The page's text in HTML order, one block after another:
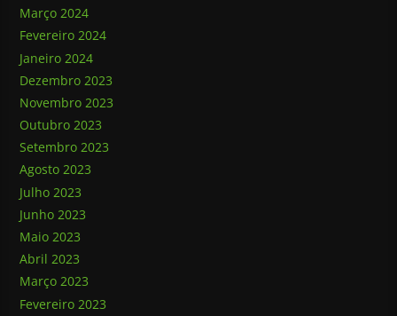
Março 2024
Fevereiro 2024
Janeiro 2024
Dezembro 2023
Novembro 2023
Outubro 2023
Setembro 2023
Agosto 2023
Julho 2023
Junho 2023
Maio 2023
Abril 2023
Março 2023
Fevereiro 2023